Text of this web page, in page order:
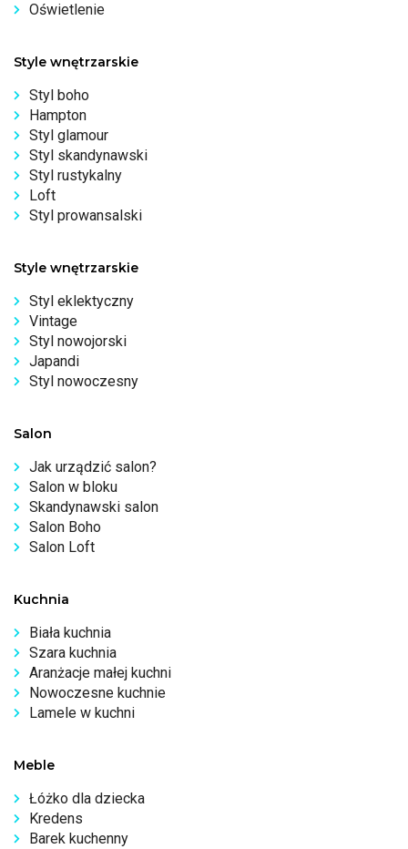
Oświetlenie
Style wnętrzarskie
Styl boho
Hampton
Styl glamour
Styl skandynawski
Styl rustykalny
Loft
Styl prowansalski
Style wnętrzarskie
Styl eklektyczny
Vintage
Styl nowojorski
Japandi
Styl nowoczesny
Salon
Jak urządzić salon?
Salon w bloku
Skandynawski salon
Salon Boho
Salon Loft
Kuchnia
Biała kuchnia
Szara kuchnia
Aranżacje małej kuchni
Nowoczesne kuchnie
Lamele w kuchni
Meble
Łóżko dla dziecka
Kredens
Barek kuchenny